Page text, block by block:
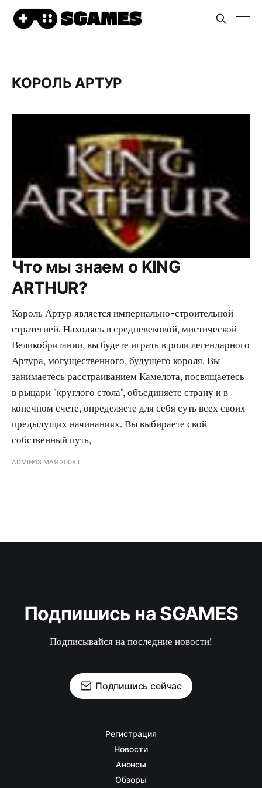
КОРОЛЬ АРТУР
Что мы знаем о KING
ARTHUR?
Король Артур является империально-строительной
стратегией. Находясь в средневековой, мистической
Великобритании, вы будете играть в роли легендарного
Артура, могущественного, будущего короля. Вы
занимаетесь расстраиванием Камелота, посвящаетесь
в рыцари "круглого стола", объединяете страну и в
конечном счете, определяете для себя суть всех своих
предыдущих начинаниях. Вы выбираете свой
собственный путь,
ADMIN13 МАЯ 2008 Г.
Подпишись на SGAMES
Подписывайся на последние новости!
Подпишись сейчас
Регистрация
Новости
Анонсы
Обзоры